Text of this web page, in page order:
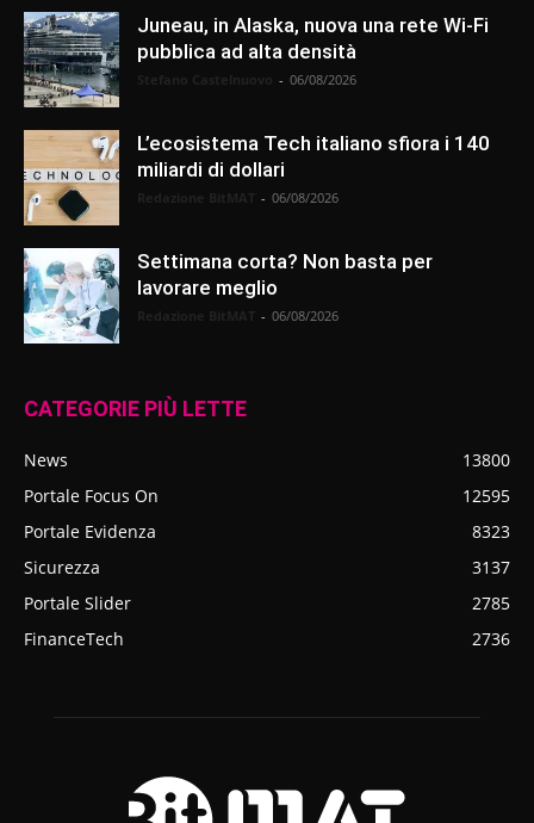
Juneau, in Alaska, nuova una rete Wi-Fi
pubblica ad alta densità
- 06/08/2026
L’ecosistema Tech italiano sfiora i 140
miliardi di dollari
- 06/08/2026
Settimana corta? Non basta per
lavorare meglio
- 06/08/2026
CATEGORIE PIÙ LETTE
News
13800
Portale Focus On
12595
Portale Evidenza
8323
Sicurezza
3137
Portale Slider
2785
FinanceTech
2736